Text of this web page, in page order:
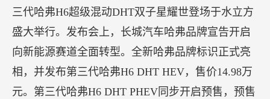
三代哈弗H6超级混动DHT双子星耀世登场于水立方
盛大举行。发布会上，长城汽车哈弗品牌宣告开启
向新能源赛道全面转型。全新哈弗品牌标识正式亮
相，并发布第三代哈弗H6 DHT HEV，售价14.98万
元。第三代哈弗H6 DHT PHEV同步开启预售，预售